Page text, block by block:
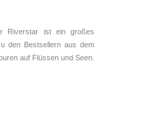
Riverstar ist ein großes
den Bestsellern aus dem
auf Flüssen und Seen.